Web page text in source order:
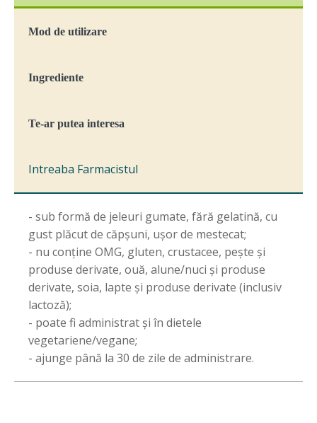
Mod de utilizare
Ingrediente
Te-ar putea interesa
Intreaba Farmacistul
- sub formă de jeleuri gumate, fără gelatină, cu
gust plăcut de căpșuni, ușor de mestecat;
- nu conține OMG, gluten, crustacee, pește și
produse derivate, ouă, alune/nuci și produse
derivate, soia, lapte și produse derivate (inclusiv
lactoză);
- poate fi administrat și în dietele
vegetariene/vegane;
- ajunge până la 30 de zile de administrare.